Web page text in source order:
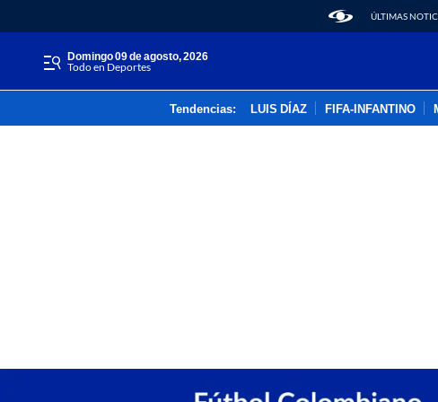
ÚLTIMAS
domingo 09 de agosto, 2026
Todo en Deportes
Tendencias: LUIS DÍAZ FIFA-INFANTINO